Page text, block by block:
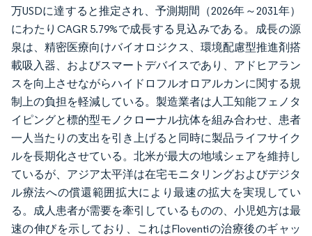
万USDに達すると推定され、予測期間（2026年～2031年）
にわたりCAGR 5.79%で成長する見込みである。成長の源
泉は、精密医療向けバイオロジクス、環境配慮型推進剤搭
載吸入器、およびスマートデバイスであり、アドヒアラン
スを向上させながらハイドロフルオロアルカンに関する規
制上の負担を軽減している。製造業者は人工知能フェノタ
イピングと標的型モノクローナル抗体を組み合わせ、患者
一人当たりの支出を引き上げると同時に製品ライフサイク
ルを長期化させている。北米が最大の地域シェアを維持し
ているが、アジア太平洋は在宅モニタリングおよびデジタ
ル療法への償還範囲拡大により最速の拡大を実現してい
る。成人患者が需要を牽引しているものの、小児処方は最
速の伸びを示しており、これはFloventiの治療後のギャッ